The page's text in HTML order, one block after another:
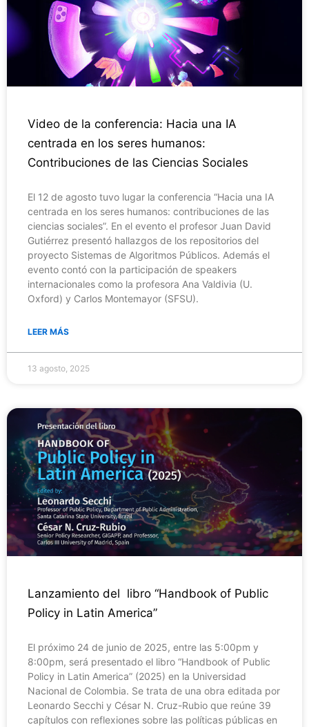
Video de la conferencia: Hacia una IA
centrada en los seres humanos:
Contribuciones de las Ciencias Sociales
El 12 de agosto tuvo lugar la conferencia “Hacia una IA
centrada en los seres humanos: contribuciones de las
ciencias sociales”. En el evento el profesor Juan David
Gutiérrez presentó hallazgos de los repositorios del
proyecto Sistemas de Algoritmos Públicos. Además el
evento contó con la participación de speakers
internacionales como la profesora Ana Valdivia (U.
Oxford) y Carlos Montemayor (SFSU).
LEER MÁS
13 agosto, 2025
Lanzamiento del libro “Handbook of Public
Policy in Latin America”
El próximo 24 de junio de 2025, entre las 5:00pm y
8:00pm, será presentado el libro “Handbook of Public
Policy in Latin America” (2025) en la Universidad
Nacional de Colombia. Se trata de una obra editada por
Leonardo Secchi y César N. Cruz-Rubio que reúne 39
capítulos con reflexiones sobre las políticas públicas en